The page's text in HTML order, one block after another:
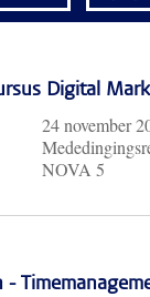
Digital
24 november
NOVA 5
-